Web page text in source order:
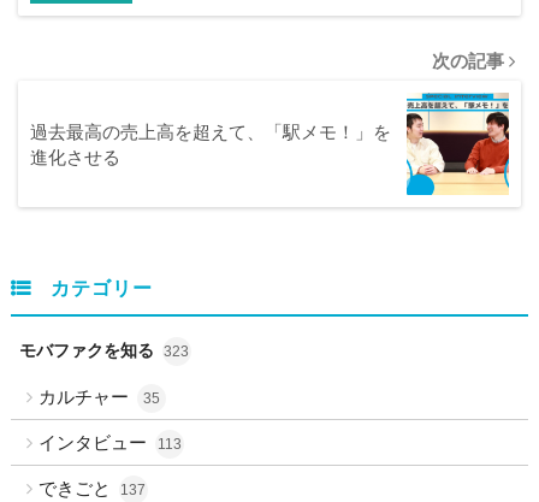
次の記事
過去最高の売上高を超えて、「駅メモ！」を
進化させる
カテゴリー
モバファクを知る 323
カルチャー 35
インタビュー 113
できごと 137